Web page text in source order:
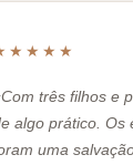
três filhos e
algo prático. Os
uma